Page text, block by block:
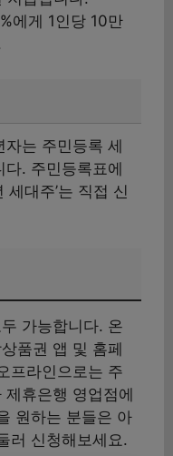
에게 1인당 10만
자는 주민등록 세
. 주민등록표에
세대주’는 직접 신
가능합니다. 온
품권 앱 및 홈페
프라인으로는 주
휴은행 영업점에
원하는 분들은 아
러 신청해보세요.